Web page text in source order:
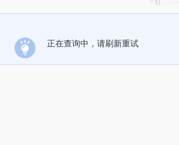
正在查询中，请刷新重试